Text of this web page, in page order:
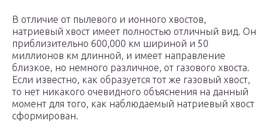
В отличие от пылевого и ионного хвостов,
натриевый хвост имеет полностью отличный вид. Он
приблизительно 600,000 км шириной и 50
миллионов км длинной, и имеет направление
близкое, но немного различное, от газового хвоста.
Если известно, как образуется тот же газовый хвост,
то нет никакого очевидного объяснения на данный
момент для того, как наблюдаемый натриевый хвост
сформирован.